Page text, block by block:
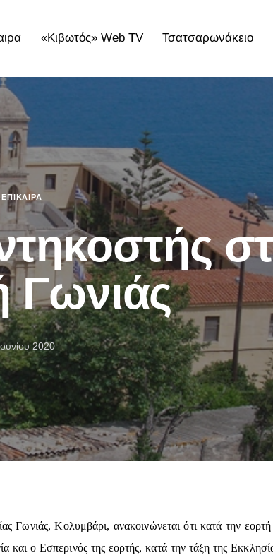
«Κιβωτός» Web TV Τσατσαρωνάκειο
Web TV
ΕΠΊΚΑΙΡΑ
Γωνιάς
2020
Γωνιάς, Κολυμβάρι, ανακοινώνεται ότι κατά την
και ο Εσπερινός της εορτής, κατά την τάξη της